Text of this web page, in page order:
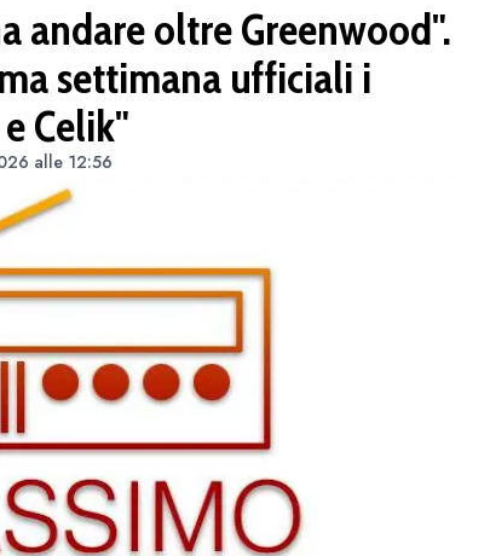
andare oltre Greenwood".
settimana ufficiali i
Celik"
alle 12:56